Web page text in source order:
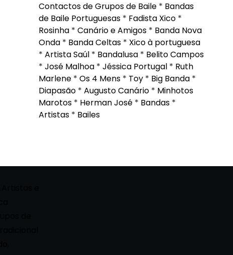
Contactos de Grupos de Baile * Bandas
de Baile Portuguesas * Fadista Xico *
Rosinha * Canário e Amigos * Banda Nova
Onda * Banda Celtas * Xico à portuguesa
* Artista Saúl * Bandalusa * Belito Campos
* José Malhoa * Jéssica Portugal * Ruth
Marlene * Os 4 Mens * Toy * Big Banda *
Diapasão * Augusto Canário * Minhotos
Marotos * Herman José * Bandas *
Artistas * Bailes